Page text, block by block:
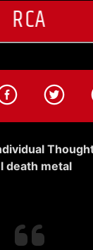
RCA
death metal